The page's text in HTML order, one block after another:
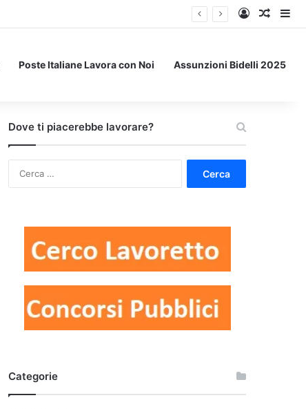
Accedi
Un
Poste Italiane Lavora con Noi Assunzioni Bidelli 2025
Dove ti piacerebbe lavorare?
Categorie